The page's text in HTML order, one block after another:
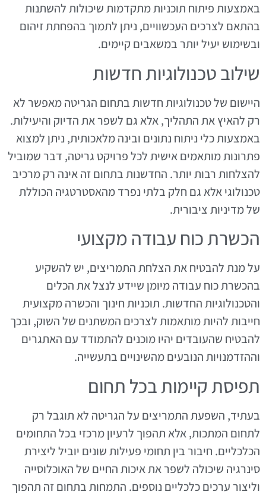
באמצעות פיתוח תוכניות מתקדמות שיכולות להשתנות
בהתאם לצרכים העכשוויים, ניתן לתמוך בהפחתת זיהום
ובשימוש יעיל יותר במשאבים קיימים.
שילוב טכנולוגיות חדשות
היישום של טכנולוגיות חדשות בתחום הגריטה מאפשר לא
רק להאיץ את התהליך, אלא גם לשפר את הדיוק והיעילות.
באמצעות כלי ניתוח נתונים ובינה מלאכותית, ניתן למצוא
פתרונות מותאמים אישית לכל פרויקט גריטה, דבר שמוביל
להצלחות רבות יותר. החדשנות בתחום זה אינה רק מרכיב
טכנולוגי אלא גם חלק בלתי נפרד מהאסטרטגיה הכוללת
של מדיניות ציבורית.
הכשרת כוח עבודה מקצועי
על מנת להבטיח את הצלחת התמריצים, יש להשקיע
בהכשרת כוח עבודה מיומן שיידע לנצל את הכלים
והטכנולוגיות החדשות. תוכניות חינוך והכשרה מקצועית
חייבות להיות מותאמות לצרכים המשתנים של השוק, ובכך
להבטיח שהעובדים יהיו מוכנים להתמודד עם האתגרים
וההזדמנויות הנובעים מהשינויים בתעשייה.
תפיסת קיימות בכל תחום
בעתיד, השפעת התמריצים על הגריטה לא תוגבל רק
לתחום המתכות, אלא תהפוך לרעיון מרכזי בכל התחומים
הכלכליים. חיבור בין תחומי פעילות שונים יוביל ליצירת
סינרגיה שיכולה לשפר את איכות החיים של האוכלוסייה
וליצור ערכים כלכליים נוספים. התמחות בתחום זה תהפוך